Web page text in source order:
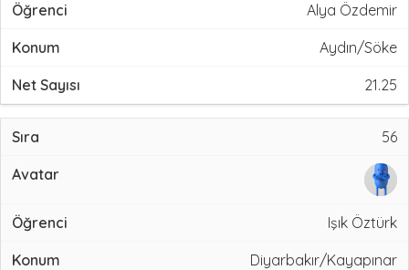
Alya Özdemir
Aydın/Söke
21.25
56
Işık Öztürk
Diyarbakır/Kayapınar